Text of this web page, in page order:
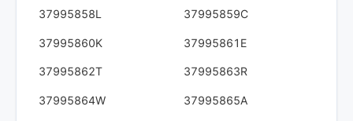
37995858L 37995859C
37995860K 37995861E
37995862T 37995863R
37995864W 37995865A